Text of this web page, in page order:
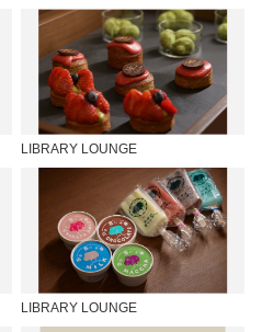
LIBRARY LOUNGE
LIBRARY LOUNGE